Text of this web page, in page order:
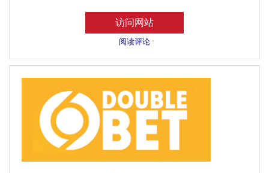
访问网站
阅读评论